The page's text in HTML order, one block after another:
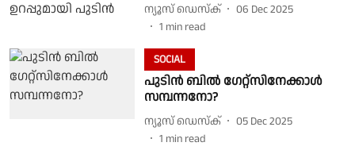
ന്യൂസ് ഡെസ്ക്
06 Dec 2025
1 min read
SOCIAL
പുടിൻ ബിൽ ഗേറ്റ്സിനേക്കാൾ
സമ്പന്നനോ?
ന്യൂസ് ഡെസ്ക്
05 Dec 2025
1 min read